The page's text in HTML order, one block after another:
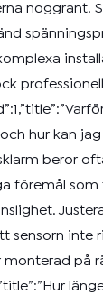
noggrant.
hur kan
beror
föremål som
sensorn inte
monterad på